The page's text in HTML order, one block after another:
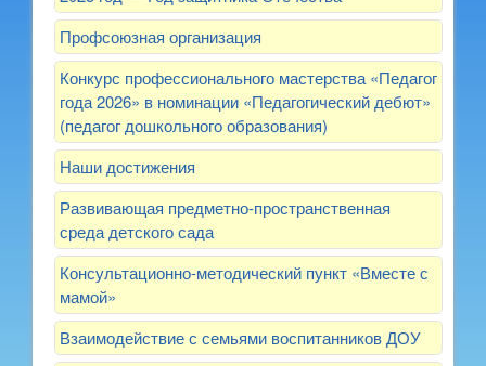
Профсоюзная организация
Конкурс профессионального мастерства «Педагог
года 2026» в номинации «Педагогический дебют»
(педагог дошкольного образования)
Наши достижения
Развивающая предметно-пространственная
среда детского сада
Консультационно-методический пункт «Вместе с
мамой»
Взаимодействие с семьями воспитанников ДОУ